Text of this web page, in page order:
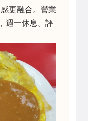
更融合。營業
週一休息。評